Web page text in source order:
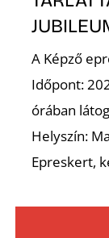
A Képző
Időpont:
órában
Helyszín:
Epreskert,